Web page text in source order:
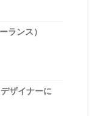
ランス）
ザイナーに